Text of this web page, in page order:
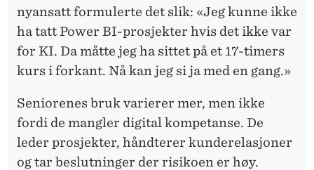
nyansatt formulerte det slik: «Jeg kunne ikke
ha tatt Power BI-prosjekter hvis det ikke var
for KI. Da måtte jeg ha sittet på et 17-timers
kurs i forkant. Nå kan jeg si ja med en gang.»
Seniorenes bruk varierer mer, men ikke
fordi de mangler digital kompetanse. De
leder prosjekter, håndterer kunderelasjoner
og tar beslutninger der risikoen er høy.